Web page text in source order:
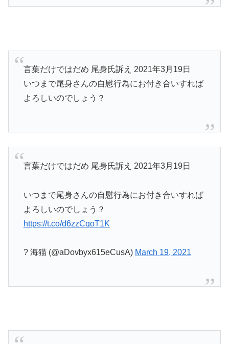
言葉だけではだめ 尾身氏訴え 2021年3月19日
いつまで尾身さんの自慰行為にお付き合いすれば
よろしいのでしょう？
言葉だけではだめ 尾身氏訴え 2021年3月19日
いつまで尾身さんの自慰行為にお付き合いすれば
よろしいのでしょう？
https://t.co/d6zzCqoT1K
? 海猫 (@aDovbyx615eCusA) March 19, 2021